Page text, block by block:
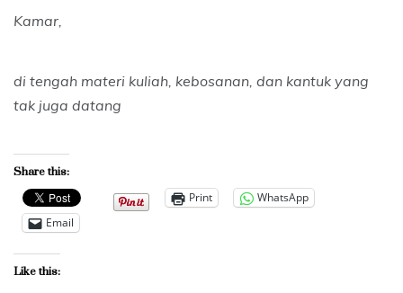
Kamar,
di tengah materi kuliah, kebosanan, dan kantuk yang
tak juga datang
Share this:
Print
WhatsApp
Email
Like this: